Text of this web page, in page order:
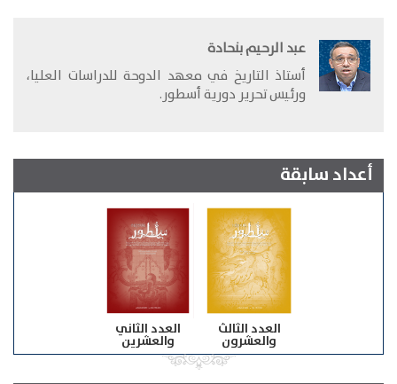
عبد الرحيم بنحادة
أستاذ التاريخ في معهد الدوحة للدراسات العليا،
ورئيس تحرير دورية أسطور.
أعداد سابقة
العدد الثالث
والعشرون
العدد الثاني
والعشرين